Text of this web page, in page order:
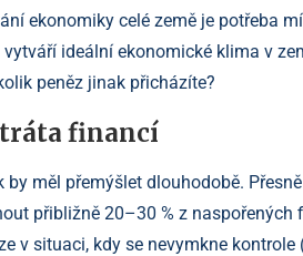
ekonomiky celé země je potřeba
ideální ekonomické klima v
peněz jinak přicházíte?
financí
by měl přemýšlet dlouhodobě.
přibližně 20–30 % z
v situaci, kdy se nevymkne